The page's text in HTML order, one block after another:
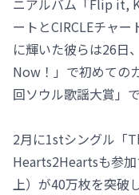
ニアルバム「Flip it,
ートとCIRCLEチャ
に輝いた彼らは26日
Now！」で初めての
回ソウル歌謡大賞」
2月に1stシングル「
Hearts2Heartsも参
上）が40万枚を突破